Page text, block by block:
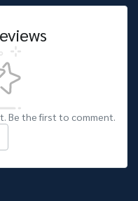
Be the first to comment.